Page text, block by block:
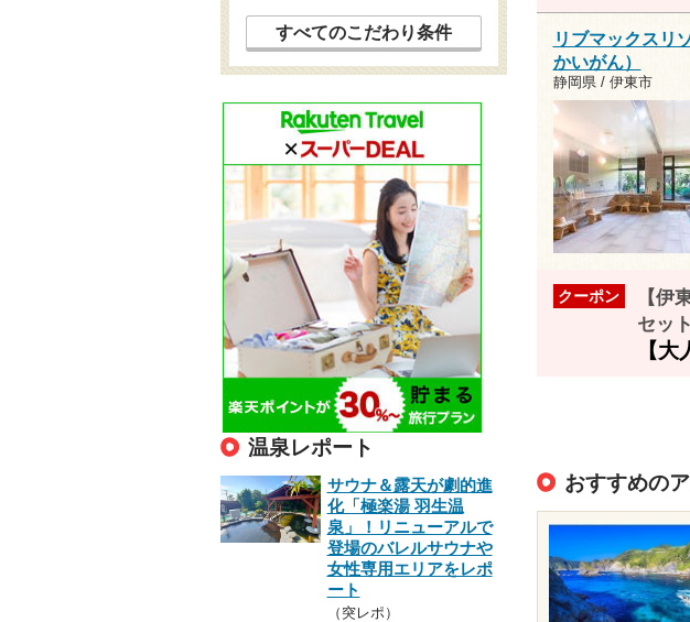
リブマックスリ
かいがん）
静岡県 / 伊東市
クーポン
【伊
セッ
【大
おすすめの
すべてのこだわり条件
温泉レポート
サウナ＆露天が劇的進
化「極楽湯 羽生温
泉」！リニューアルで
登場のバレルサウナや
女性専用エリアをレポ
ート
（突レポ）